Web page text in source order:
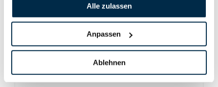
Alle zulassen
Anpassen
Ablehnen